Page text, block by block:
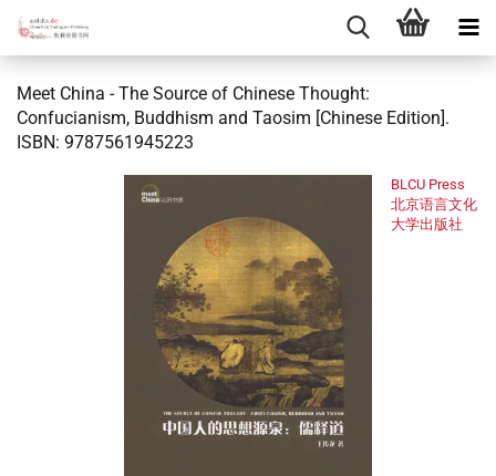
Meet China - The Source of Chinese Thought:
Confucianism, Buddhism and Taosim [Chinese Edition].
ISBN: 9787561945223
BLCU Press
北京语言文化
大学出版社